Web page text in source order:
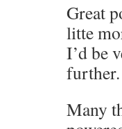
Great
litte
I’d be
further.
Many